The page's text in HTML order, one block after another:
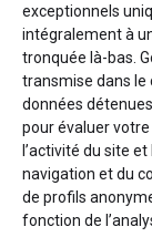
exceptionnels
intégralement à
tronquée là-bas.
transmise dans le
données
pour évaluer
l’activité du site
navigation et du
de profils
fonction de